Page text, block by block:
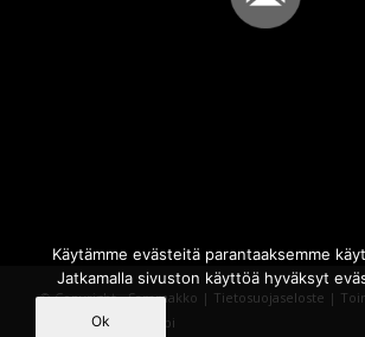
© Copyright - Sammakko | Tietosuojaseloste |
Powered by
iQWebbi
Käytämme evästeitä parantaaksemme
Jatkamalla sivuston käyttöä hyväksyt
Ok